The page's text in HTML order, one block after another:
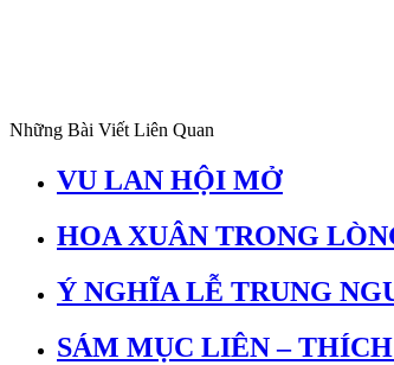
Những Bài Viết Liên Quan
VU LAN HỘI MỞ
HOA XUÂN TRONG
Ý NGHĨA LỄ TRUNG
SÁM MỤC LIÊN –